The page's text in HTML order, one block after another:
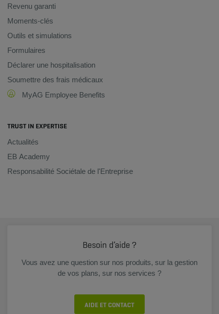
Revenu garanti
Moments-clés
Outils et simulations
Formulaires
Déclarer une hospitalisation
Soumettre des frais médicaux
MyAG Employee Benefits
TRUST IN EXPERTISE
Actualités
EB Academy
Responsabilité Sociétale de l'Entreprise
Besoin d’aide ?
Vous avez une question sur nos produits, sur la gestion
de vos plans, sur nos services ?
AIDE ET CONTACT